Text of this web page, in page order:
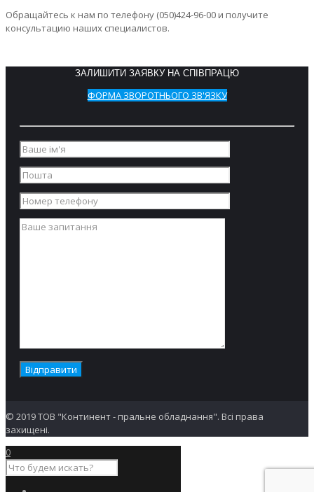
Обращайтесь к нам по телефону (050)424-96-00 и получите
консультацию наших специалистов.
ЗАЛИШИТИ ЗАЯВКУ НА СПІВПРАЦЮ
ФОРМА ЗВОРОТНЬОГО ЗВ'ЯЗКУ
© 2019 ТОВ "Континент - пральне обладнання". Всі права
захищені.
0